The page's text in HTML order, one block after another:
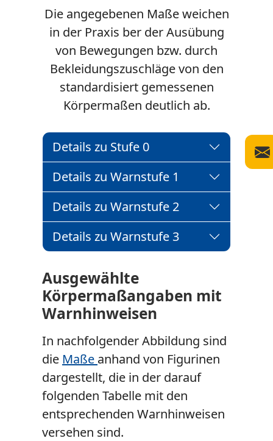
Die angegebenen Maße weichen
in der Praxis ber der Ausübung
von Bewegungen bzw. durch
Bekleidungszuschläge von den
standardisiert gemessenen
Körpermaßen deutlich ab.
Details zu Stufe 0
Details zu Warnstufe 1
Details zu Warnstufe 2
Details zu Warnstufe 3
Ausgewählte
Körpermaßangaben mit
Warnhinweisen
In nachfolgender Abbildung sind
die Maße anhand von Figurinen
dargestellt, die in der darauf
folgenden Tabelle mit den
entsprechenden Warnhinweisen
versehen sind.